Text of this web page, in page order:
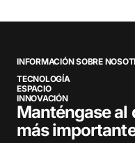
INFORMACIÓN SOBRE
TECNOLOGÍA
ESPACIO
INNOVACIÓN
Manténgase al
más